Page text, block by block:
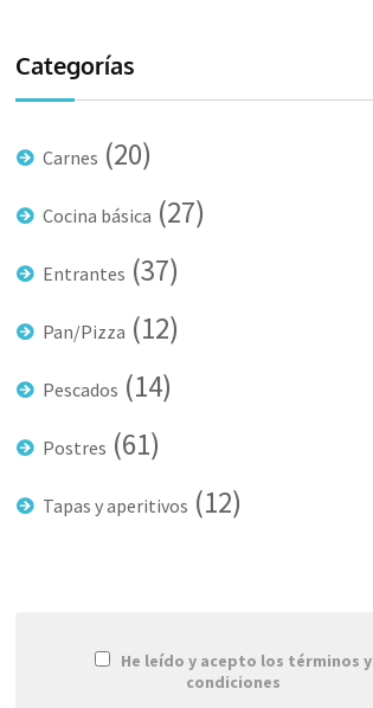
Categorías
Carnes (20)
Cocina básica (27)
Entrantes (37)
Pan/Pizza (12)
Pescados (14)
Postres (61)
Tapas y aperitivos (12)
He leído y acepto los términos y
condiciones